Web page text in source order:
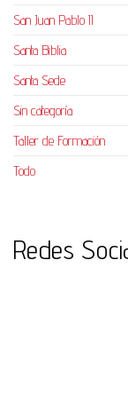
San Juan Pablo II
Santa Biblia
Santa Sede
Sin categoría
Taller de Formación
Todo
Redes